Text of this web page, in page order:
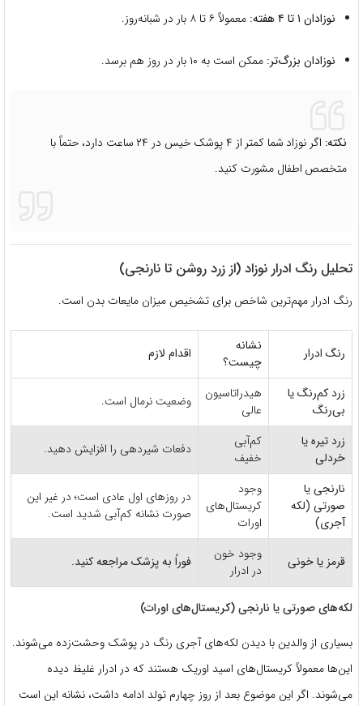
نوزادان ۱ تا ۴ هفته: معمولاً ۶ تا ۸ بار در شبانه‌روز.
نوزادان بزرگ‌تر: ممکن است به ۱۰ بار در روز هم برسد.
نکته:
اگر نوزاد شما کمتر از ۴ پوشک خیس در ۲۴ ساعت دارد، حتماً با
متخصص اطفال مشورت کنید.
تحلیل رنگ ادرار نوزاد (از زرد روشن تا نارنجی)
رنگ ادرار مهم‌ترین شاخص برای تشخیص میزان مایعات بدن است.
رنگ ادرار
نشانه
چیست؟
اقدام لازم
زرد کم‌رنگ یا
بی‌رنگ
هیدراتاسیون
عالی
وضعیت نرمال است.
زرد تیره یا
خردلی
کم‌آبی
خفیف
دفعات شیردهی را افزایش دهید.
نارنجی یا
صورتی (لکه
آجری)
وجود
کریستال‌های
اورات
در روزهای اول عادی است؛ در غیر این
صورت نشانه کم‌آبی شدید است.
قرمز یا خونی
وجود خون
در ادرار
فوراً به پزشک مراجعه کنید.
لکه‌های صورتی یا نارنجی (کریستال‌های اورات)
بسیاری از والدین با دیدن لکه‌های آجری رنگ در پوشک وحشت‌زده می‌شوند.
این‌ها معمولاً کریستال‌های اسید اوریک هستند که در ادرار غلیظ دیده
می‌شوند. اگر این موضوع بعد از روز چهارم تولد ادامه داشت، نشانه این است